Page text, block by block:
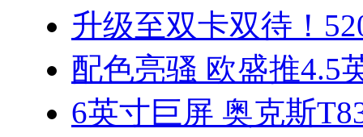
升级至双卡双待！
配色亮骚 欧盛推4.5
6英寸巨屏 奥克斯